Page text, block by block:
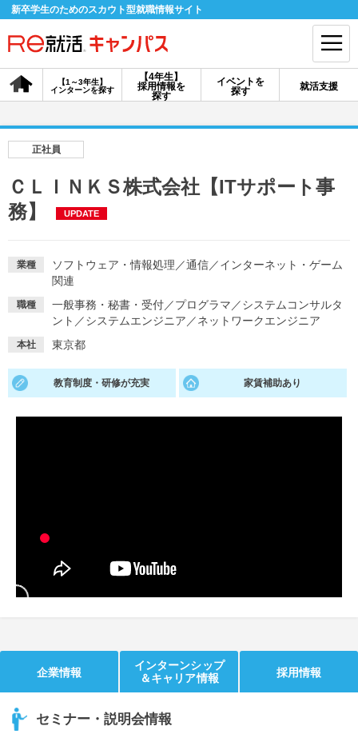
新卒学生のためのスカウト型就職情報サイト
【4年生】
採用情報を
探す
【1～3年生】
インターンを探す
イベントを
探す
就活支援
会員登録 ログイン
就活ノウハウ・サポート
就活支援 就活コラム
正社員
ＣＬＩＮＫＳ株式会社【ITサポート事
務】
UPDATE
業種 ソフトウェア・情報処理 ／通信／インターネット・ゲーム
関連
職種 一般事務・秘書・受付／プログラマ ／システムコンサルタ
ント ／システムエンジニア ／ネットワークエンジニア
本社 東京都
教育制度・研修が充実 家賃補助あり
企業情報
インターンシップ
＆キャリア情報
採用情報
セミナー・説明会情報